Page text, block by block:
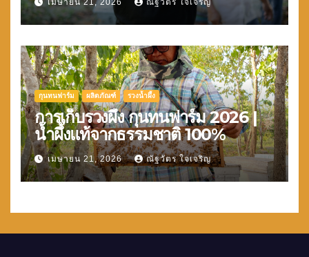
เมษายน 21, 2026 ณัฐวัตร ใจเจริญ
กุนทนฟาร์ม ผลิตภัณฑ์ รวงน้ำผึ้ง
การเก็บรวงผึ้ง กุนทนฟาร์ม 2026 |
น้ำผึ้งแท้จากธรรมชาติ 100%
เมษายน 21, 2026 ณัฐวัตร ใจเจริญ